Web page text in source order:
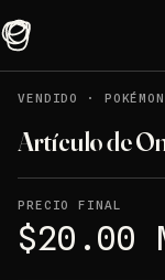
VENDIDO
· POKÉMON
Artículo de
PRECIO FINAL
$20.00